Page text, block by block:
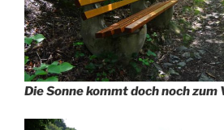
Die Sonne kommt doch noch zum